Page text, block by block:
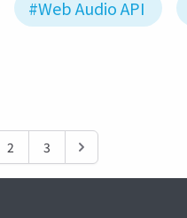
#Web Audio API
2 3